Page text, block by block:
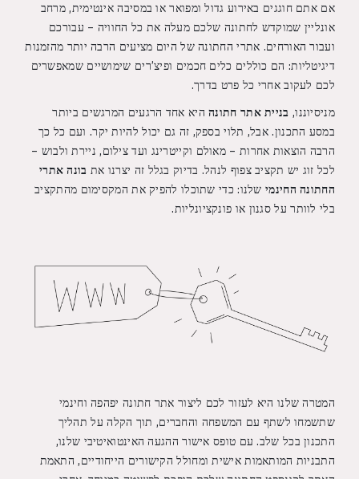
אם אתם חוגגים באירוע גדול ומפואר או במסיבה אינטימית, מרחב
אונליין שמוקדש לחתונה שלכם מעלה את כל החוויה – עבורכם
ועבור האורחים. אתרי החתונה של היום מציעים הרבה יותר מהזמנות
דיגיטליות: הם כוללים כלים חכמים ופיצ’רים שימושיים שמאפשרים
לכם לעקוב אחרי כל פרט בדרך.
מניסיוננו, בניית אתר חתונההיא אחד הרגעים המרגשים ביותר
במסע התכנון. אבל, תלוי בספק, זה גם יכול להיות יקר. ועם כל כך
הרבה הוצאות אחרות – מאולם וקייטרינג ועד צילום, ניירת ולבוש –
לכל זוג יש תקציב צפוף לנהל. בדיוק בגלל זה יצרנו את בונה אתרי
החתונה החינמישלנו: כדי שתוכלו להפיק את המקסימום מהתקציב
בלי לוותר על סגנון או פונקציונליות.
המטרה שלנו היא לעזור לכם ליצור אתר חתונה יפהפה וחינמי
שתשמחו לשתף עם המשפחה והחברים, תוך הקלה על תהליך
התכנון בכל שלב. עם טופס אישור ההגעה האינטואיטיבי שלנו,
התבניות המותאמות אישית ומחולל הקישורים הייחודיים, התאמת